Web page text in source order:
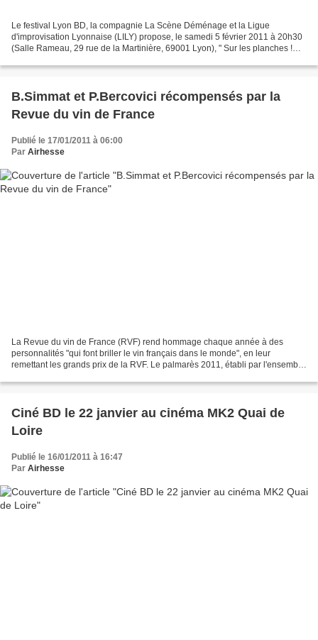
Le festival Lyon BD, la compagnie La Scène Déménage et la Ligue
d'improvisation Lyonnaise (LILY) propose, le samedi 5 février 2011 à 20h30
(Salle Rameau, 29 rue de la Martinière, 69001 Lyon), " Sur les planches !
B.Simmat et P.Bercovici récompensés par la
Revue du vin de France
Publié le 17/01/2011 à 06:00
Par Airhesse
La Revue du vin de France (RVF) rend hommage chaque année à des
personnalités "qui font briller le vin français dans le monde", en leur
remettant les grands prix de la RVF. Le palmarès 2011, établi par l'ensemble
Ciné BD le 22 janvier au cinéma MK2 Quai de
Loire
Publié le 16/01/2011 à 16:47
Par Airhesse